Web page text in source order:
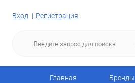
Вход Регистрация
Главная Бренды